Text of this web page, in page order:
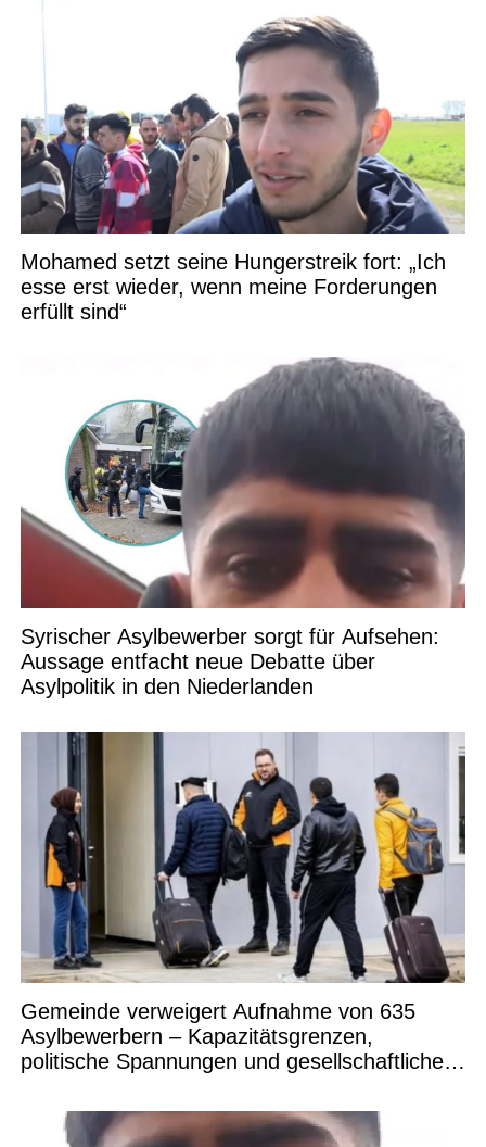
Mohamed setzt seine Hungerstreik fort: „Ich
esse erst wieder, wenn meine Forderungen
erfüllt sind“
Syrischer Asylbewerber sorgt für Aufsehen:
Aussage entfacht neue Debatte über
Asylpolitik in den Niederlanden
Gemeinde verweigert Aufnahme von 635
Asylbewerbern – Kapazitätsgrenzen,
politische Spannungen und gesellschaftliche